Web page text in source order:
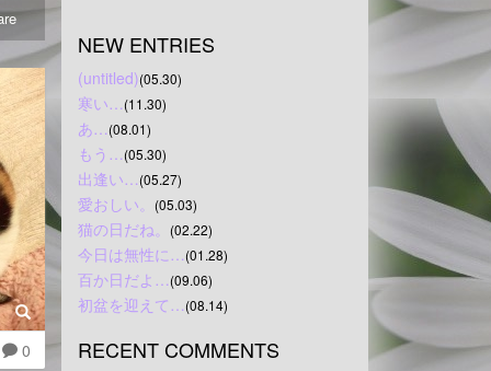
0
NEW ENTRIES
(untitled)(05.30)
寒い…(11.30)
あ…(08.01)
もう…(05.30)
出逢い…(05.27)
愛おしい。 (05.03)
猫の日だね。 (02.22)
今日は無性に…(01.28)
百か日だよ…(09.06)
初盆を迎えて…(08.14)
RECENT COMMENTS